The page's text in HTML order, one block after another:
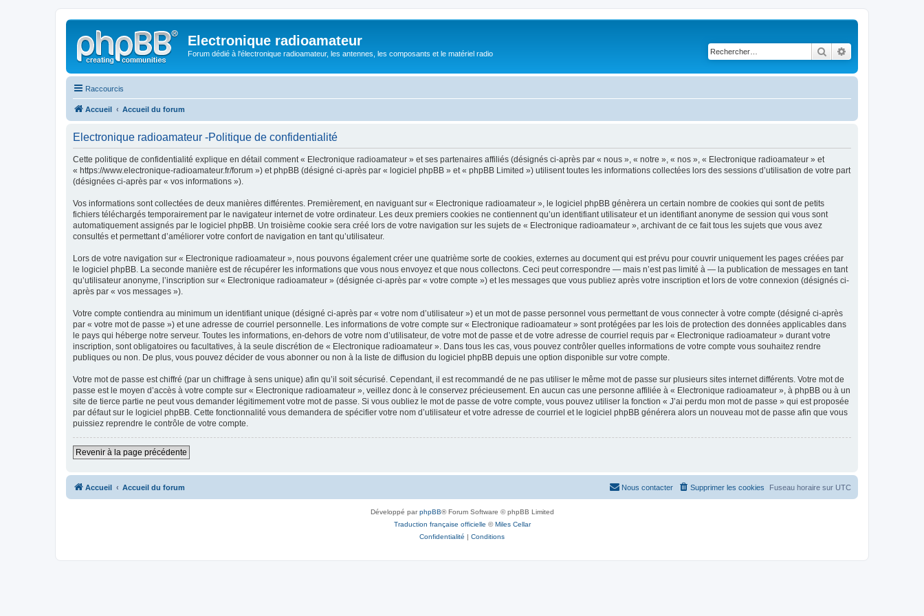
Electronique radioamateur
Forum dédié à l'électronique radioamateur, les antennes, les composants et le matériel radio Rechercher
Raccourcis
Accueil Accueil du forum
Electronique radioamateur -Politique de confidentialité
Cette politique de confidentialité explique en détail comment « Electronique radioamateur » et ses partenaires affiliés (désignés ci-après par « nous », « notre », « nos », « Electronique radioamateur » et
« https://www.electronique-radioamateur.fr/forum ») et phpBB (désigné ci-après par « logiciel phpBB » et « phpBB Limited ») utilisent toutes les informations collectées lors des sessions d’utilisation de votre part
(désignées ci-après par « vos informations »).
Vos informations sont collectées de deux manières différentes. Premièrement, en naviguant sur « Electronique radioamateur », le logiciel phpBB génèrera un certain nombre de cookies qui sont de petits
fichiers téléchargés temporairement par le navigateur internet de votre ordinateur. Les deux premiers cookies ne contiennent qu’un identifiant utilisateur et un identifiant anonyme de session qui vous sont
automatiquement assignés par le logiciel phpBB. Un troisième cookie sera créé lors de votre navigation sur les sujets de « Electronique radioamateur », archivant de ce fait tous les sujets que vous avez
consultés et permettant d’améliorer votre confort de navigation en tant qu’utilisateur.
Lors de votre navigation sur « Electronique radioamateur », nous pouvons également créer une quatrième sorte de cookies, externes au document qui est prévu pour couvrir uniquement les pages créées par
le logiciel phpBB. La seconde manière est de récupérer les informations que vous nous envoyez et que nous collectons. Ceci peut correspondre — mais n’est pas limité à — la publication de messages en tant
qu’utilisateur anonyme, l’inscription sur « Electronique radioamateur » (désignée ci-après par « votre compte ») et les messages que vous publiez après votre inscription et lors de votre connexion (désignés ci-
après par « vos messages »).
Votre compte contiendra au minimum un identifiant unique (désigné ci-après par « votre nom d’utilisateur ») et un mot de passe personnel vous permettant de vous connecter à votre compte (désigné ci-après
par « votre mot de passe ») et une adresse de courriel personnelle. Les informations de votre compte sur « Electronique radioamateur » sont protégées par les lois de protection des données applicables dans
le pays qui héberge notre serveur. Toutes les informations, en-dehors de votre nom d’utilisateur, de votre mot de passe et de votre adresse de courriel requis par « Electronique radioamateur » durant votre
inscription, sont obligatoires ou facultatives, à la seule discrétion de « Electronique radioamateur ». Dans tous les cas, vous pouvez contrôler quelles informations de votre compte vous souhaitez rendre
publiques ou non. De plus, vous pouvez décider de vous abonner ou non à la liste de diffusion du logiciel phpBB depuis une option disponible sur votre compte.
Votre mot de passe est chiffré (par un chiffrage à sens unique) afin qu’il soit sécurisé. Cependant, il est recommandé de ne pas utiliser le même mot de passe sur plusieurs sites internet différents. Votre mot de
passe est le moyen d’accès à votre compte sur « Electronique radioamateur », veillez donc à le conservez précieusement. En aucun cas une personne affiliée à « Electronique radioamateur », à phpBB ou à un
site de tierce partie ne peut vous demander légitimement votre mot de passe. Si vous oubliez le mot de passe de votre compte, vous pouvez utiliser la fonction « J’ai perdu mon mot de passe » qui est proposée
par défaut sur le logiciel phpBB. Cette fonctionnalité vous demandera de spécifier votre nom d’utilisateur et votre adresse de courriel et le logiciel phpBB générera alors un nouveau mot de passe afin que vous
puissiez reprendre le contrôle de votre compte.
Revenir à la page précédente
Accueil Accueil du forum Fuseau horaire sur UTC
Supprimer les cookies
Nous contacter
Développé parphpBB® Forum Software © phpBB Limited
Traduction française officielle ©Miles Cellar
Confidentialité | Conditions